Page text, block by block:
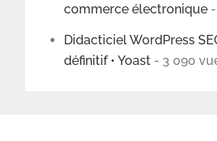
commerce électronique
Didacticiel WordPress
définitif • Yoast - 3 090